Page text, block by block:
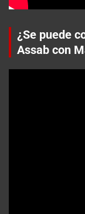
¿Se puede
Assab con